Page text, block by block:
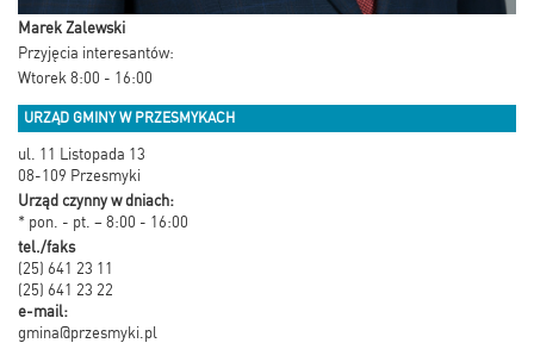
Marek Zalewski
Przyjęcia interesantów:
Wtorek 8:00 - 16:00
URZĄD GMINY W PRZESMYKACH
ul. 11 Listopada 13
08-109 Przesmyki
Urząd czynny w dniach:
* pon. - pt. – 8:00 - 16:00
tel./faks
(25) 641 23 11
(25) 641 23 22
e-mail:
gmina@przesmyki.pl